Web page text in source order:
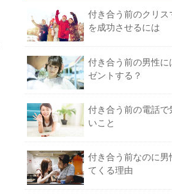
付き合う前のクリス
を成功させるには
付き合う前の男性に
ゼントする？
付き合う前の電話で
いこと
付き合う前なのに男
てくる理由